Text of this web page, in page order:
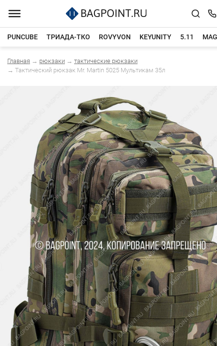
PUNCUBE ТРИАДА-ТКО ROVYVON KEYUNITY 5.11
Каталог товаров
Главная → рюкзаки → тактические рюкзаки
→ Тактический рюкзак Mr. Martin 5025 Мультикам 35л